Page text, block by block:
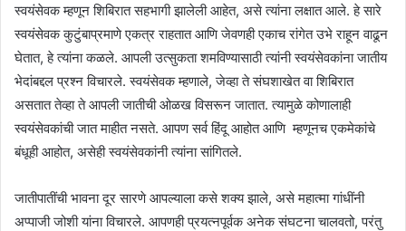
स्वयंसेवक म्हणून शिबिरात सहभागी झालेली आहेत, असे त्यांना लक्षात आले. हे सारे
स्वयंसेवक कुटुंबाप्रमाणे एकत्र राहतात आणि जेवणही एकाच रांगेत उभे राहून वाढून
घेतात, हे त्यांना कळले. आपली उत्सुकता शमविण्यासाठी त्यांनी स्वयंसेवकांना जातीय
भेदांबद्दल प्रश्न विचारले. स्वयंसेवक म्हणाले, जेव्हा ते संघशाखेत वा शिबिरात
असतात तेव्हा ते आपली जातीची ओळख विसरून जातात. त्यामुळे कोणालाही
स्वयंसेवकांची जात माहीत नसते. आपण सर्व हिंदू आहोत आणि म्हणूनच एकमेकांचे
बंधूही आहोत, असेही स्वयंसेवकांनी त्यांना सांगितले.
जातीपातींची भावना दूर सारणे आपल्याला कसे शक्य झाले, असे महात्मा गांधींनी
अप्पाजी जोशी यांना विचारले. आपणही प्रयत्नपूर्वक अनेक संघटना चालवतो, परंतु